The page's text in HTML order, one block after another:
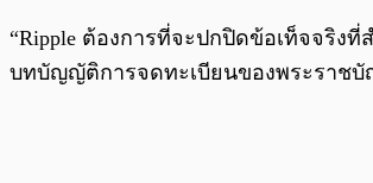
“Ripple ต้องการที่จะปกปิดข้อเท็จจริ
บทบัญญัติการจดทะเบียนของพระราชบั